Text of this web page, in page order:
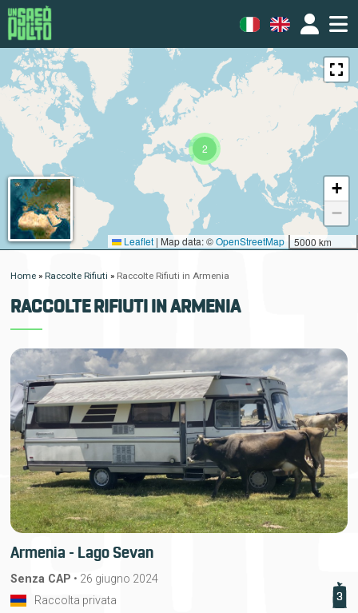
2
+
−
5000 km
Leaflet | Map data: ©OpenStreetMap
Home »Raccolte Rifiuti » Raccolte Rifiuti in Armenia
RACCOLTE RIFIUTI IN ARMENIA
Armenia - Lago Sevan
Senza CAP • 26 giugno 2024
Raccolta privata
3